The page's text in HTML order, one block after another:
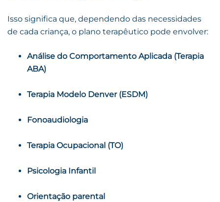
Isso significa que, dependendo das necessidades
de cada criança, o plano terapêutico pode envolver:
Análise do Comportamento Aplicada (Terapia
ABA)
Terapia Modelo Denver (ESDM)
Fonoaudiologia
Terapia Ocupacional (TO)
Psicologia Infantil
Orientação parental